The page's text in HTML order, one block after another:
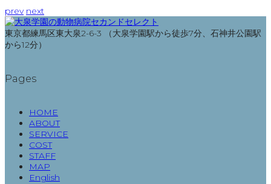
prev next
東京都練馬区東大泉2-6-3 （大泉学園駅から徒歩7分、石神井公園駅
から12分）
Pages
HOME
ABOUT
SERVICE
COST
STAFF
MAP
English